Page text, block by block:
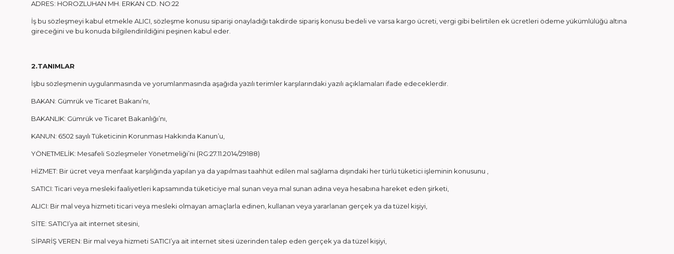
ADRES: HOROZLUHAN MH. ERKAN CD. NO:22
İş bu sözleşmeyi kabul etmekle ALICI, sözleşme konusu siparişi onayladığı takdirde sipariş konusu bedeli ve varsa kargo ücreti, vergi gibi belirtilen ek ücretleri ödeme yükümlülüğü altına
gireceğini ve bu konuda bilgilendirildiğini peşinen kabul eder.
2.TANIMLAR
İşbu sözleşmenin uygulanmasında ve yorumlanmasında aşağıda yazılı terimler karşılarındaki yazılı açıklamaları ifade edeceklerdir.
BAKAN: Gümrük ve Ticaret Bakanı’nı,
BAKANLIK: Gümrük ve Ticaret Bakanlığı’nı,
KANUN: 6502 sayılı Tüketicinin Korunması Hakkında Kanun’u,
YÖNETMELİK: Mesafeli Sözleşmeler Yönetmeliği’ni (RG:27.11.2014/29188)
HİZMET: Bir ücret veya menfaat karşılığında yapılan ya da yapılması taahhüt edilen mal sağlama dışındaki her türlü tüketici işleminin konusunu ,
SATICI: Ticari veya mesleki faaliyetleri kapsamında tüketiciye mal sunan veya mal sunan adına veya hesabına hareket eden şirketi,
ALICI: Bir mal veya hizmeti ticari veya mesleki olmayan amaçlarla edinen, kullanan veya yararlanan gerçek ya da tüzel kişiyi,
SİTE: SATICI’ya ait internet sitesini,
SİPARİŞ VEREN: Bir mal veya hizmeti SATICI’ya ait internet sitesi üzerinden talep eden gerçek ya da tüzel kişiyi,